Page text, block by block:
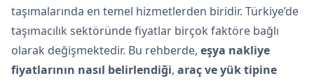
taşımalarında en temel hizmetlerden biridir. Türkiye’de
taşımacılık sektöründe fiyatlar birçok faktöre bağlı
olarak değişmektedir. Bu rehberde, eşya nakliye
fiyatlarının nasıl belirlendiği, araç ve yük tipine